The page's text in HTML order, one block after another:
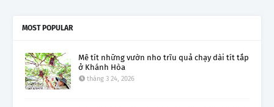
MOST POPULAR
Mê tít những vườn nho trĩu quả chạy dài tít tắp
ở Khánh Hòa
tháng 3 24, 2026